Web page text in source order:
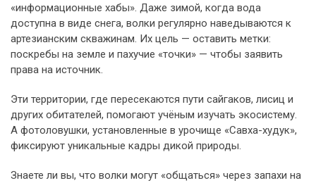
«информационные хабы». Даже зимой, когда вода
доступна в виде снега, волки регулярно наведываются к
артезианским скважинам. Их цель — оставить метки:
поскребы на земле и пахучие «точки» — чтобы заявить
права на источник.
Эти территории, где пересекаются пути сайгаков, лисиц и
других обитателей, помогают учёным изучать экосистему.
А фотоловушки, установленные в урочище «Савха-худук»,
фиксируют уникальные кадры дикой природы.
Знаете ли вы, что волки могут «общаться» через запахи на